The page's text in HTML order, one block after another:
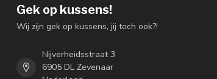
Gek op kussens!
Wij zijn gek op kussens, jij toch ook?!
Nijverheidsstraat 3
6905 DL Zevenaar